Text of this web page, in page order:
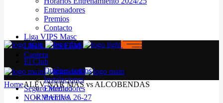
Entrenadores
Premios
Contacto
Liga VIPS Masc
LIGA VIPS FEM
Cantera
Seguro Médico
NORMATIVA 26-27
El Club
Quiénes somos
Instalaciones
Entrenadores
Premios
HomeALEV NAR MAS vs ALCOBENDAS